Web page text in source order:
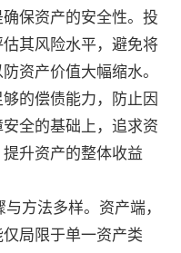
保资产的安全性。投
其风险水平，避免将
资产价值大幅缩水。
的偿债能力，防止因
全的基础上，追求资
升资产的整体收益
方法多样。资产端，
局限于单一资产类